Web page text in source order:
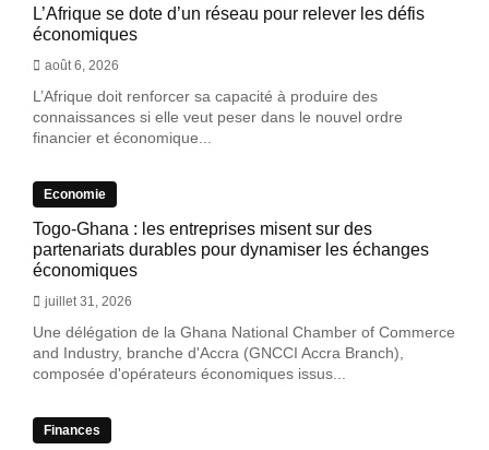
L’Afrique se dote d’un réseau pour relever les défis
économiques
août 6, 2026
L’Afrique doit renforcer sa capacité à produire des
connaissances si elle veut peser dans le nouvel ordre
financier et économique...
Economie
Togo-Ghana : les entreprises misent sur des
partenariats durables pour dynamiser les échanges
économiques
juillet 31, 2026
Une délégation de la Ghana National Chamber of Commerce
and Industry, branche d'Accra (GNCCI Accra Branch),
composée d'opérateurs économiques issus...
Finances